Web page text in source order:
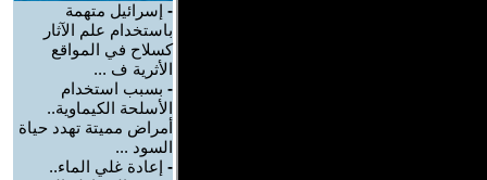
- إسرائيل متهمة
باستخدام علم الآثار
كسلاح في المواقع
الأثرية ف ...
- بسبب استخدام
الأسلحة الكيماوية..
أمراض مميتة تهدد حياة
السود ...
- إعادة غلي الماء..